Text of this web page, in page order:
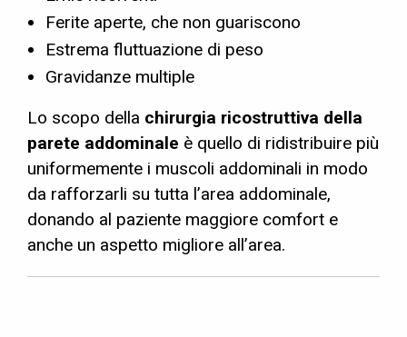
Ferite aperte, che non guariscono
Estrema fluttuazione di peso
Gravidanze multiple
Lo scopo della chirurgia ricostruttiva della
parete addominale è quello di ridistribuire più
uniformemente i muscoli addominali in modo
da rafforzarli su tutta l’area addominale,
donando al paziente maggiore comfort e
anche un aspetto migliore all’area.